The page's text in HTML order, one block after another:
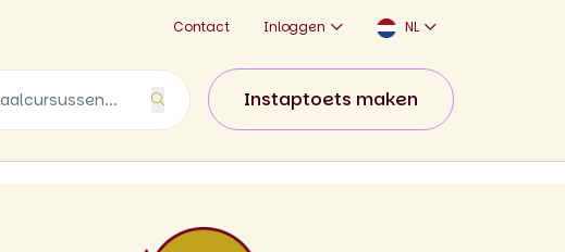
Contact Inloggen NL
Instaptoets maken